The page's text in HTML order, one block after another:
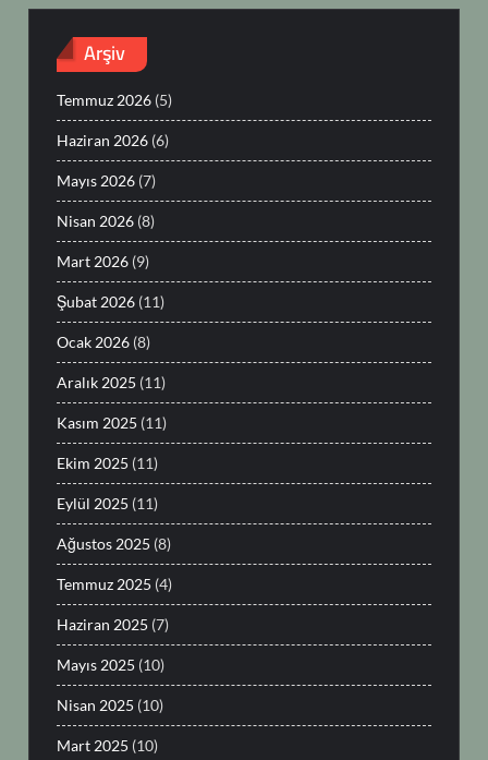
Arşiv
Temmuz 2026 (5)
Haziran 2026 (6)
Mayıs 2026 (7)
Nisan 2026 (8)
Mart 2026 (9)
Şubat 2026 (11)
Ocak 2026 (8)
Aralık 2025 (11)
Kasım 2025 (11)
Ekim 2025 (11)
Eylül 2025 (11)
Ağustos 2025 (8)
Temmuz 2025 (4)
Haziran 2025 (7)
Mayıs 2025 (10)
Nisan 2025 (10)
Mart 2025 (10)